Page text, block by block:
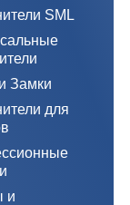
SML
Замки
для
и